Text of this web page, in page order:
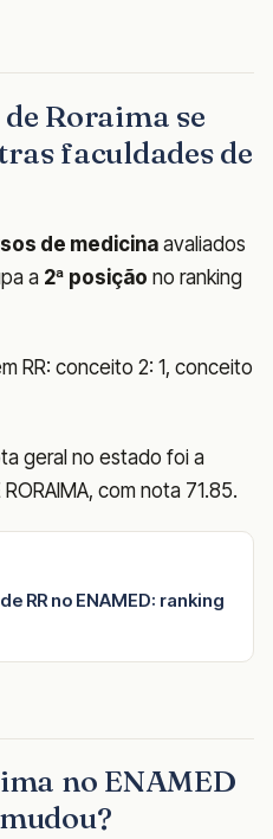
Roraima se
faculdades de
de medicinaavaliados
a 2ª posição no ranking
RR: conceito 2: 1, conceito
geral no estado foi a
RORAIMA, com nota 71.85.
RR no ENAMED: ranking
no ENAMED